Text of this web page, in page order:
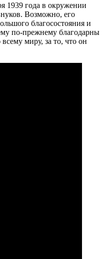
1939 года в окружении
Возможно, его
благосостояния и
по-прежнему благодарны
миру, за то, что он